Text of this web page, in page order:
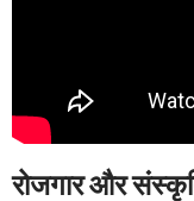
रोजगार और